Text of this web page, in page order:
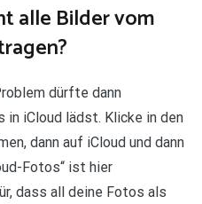
alle Bilder vom
dürfte dann
iCloud lädst. Klicke in den
dann auf iCloud und dann
Fotos“ ist hier
dass all deine Fotos als